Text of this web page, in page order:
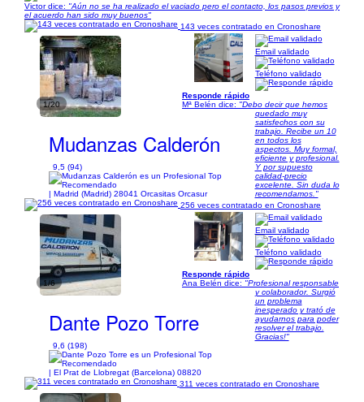
Victor dice: "Aún no se ha realizado el vaciado pero el contacto, los pasos previos y
el acuerdo han sido muy buenos"
143 veces contratado en Cronoshare
1/20
Mudanzas Calderón
9,5 (94)
| Madrid (Madrid) 28041 Orcasitas Orcasur
Email validado
Teléfono validado
Responde rápido
Mª Belén dice: "Debo decir que hemos
quedado muy
satisfechos con su
trabajo. Recibe un 10
en todos los
aspectos. Muy formal,
eficiente y profesional.
Y por supuesto
calidad-precio
excelente. Sin duda lo
recomendamos."
256 veces contratado en Cronoshare
1/6
Dante Pozo Torre
9,6 (198)
| El Prat de Llobregat (Barcelona) 08820
Email validado
Teléfono validado
Responde rápido
Ana Belén dice: "Profesional responsable
y colaborador. Surgió
un problema
inesperado y trató de
ayudarnos para poder
resolver el trabajo.
Gracias!"
311 veces contratado en Cronoshare